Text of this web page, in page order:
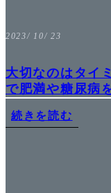
2023/ 10/ 23
大切なのはタイ
で肥満や糖尿病
続きを読む